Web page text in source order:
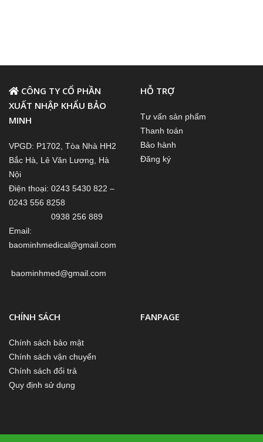
CÔNG TY CỔ PHẦN
XUẤT NHẬP KHẨU BẢO
MINH
VPGD: P1702, Tòa Nhà HH2
Bắc Hà, Lê Văn Lương, Hà
Nội
Điện thoại: 0243 5430 822 –
0243 556 8258
0938 256 889
Email:
baominhmedical@gmail.com
baominhmed@gmail.com
HỖ TRỢ
Tư vấn sản phẩm
Thanh toán
Bảo hành
Đăng ký
CHÍNH SÁCH
Chính sách bảo mật
Chính sách vận chuyển
Chính sách đổi trả
Quy định sử dụng
FANPAGE